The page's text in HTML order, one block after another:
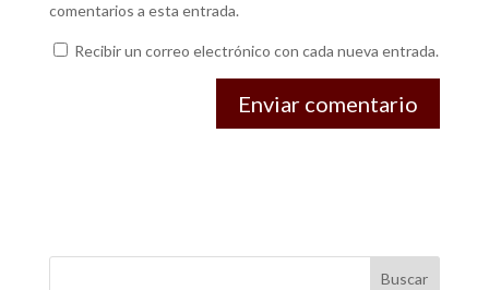
comentarios a esta entrada.
Recibir un correo electrónico con cada nueva entrada.